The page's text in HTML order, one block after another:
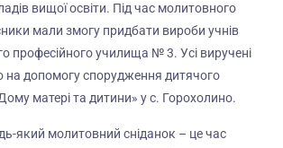
вищої освіти. Під час молитовного
мали змогу придбати вироби учнів
професійного училища № 3. Усі виручені
допомогу спорудження дитячого
матері та дитини» у с. Горохолино.
який молитовний сніданок – це час